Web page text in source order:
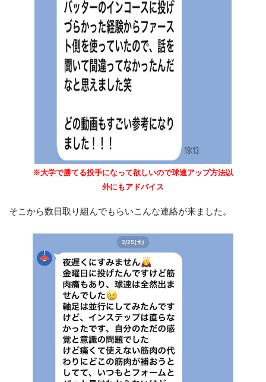
※大学で勝てる投手になって欲しいので球速アップ方法以
外にもアドバイス
そこから数日取り組んでもらいこんな連絡が来ました。